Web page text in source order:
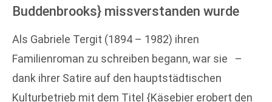
Buddenbrooks} missverstanden wurde
Als Gabriele Tergit (1894 – 1982) ihren
Familienroman zu schreiben begann, war sie –
dank ihrer Satire auf den hauptstädtischen
Kulturbetrieb mit dem Titel {Käsebier erobert den